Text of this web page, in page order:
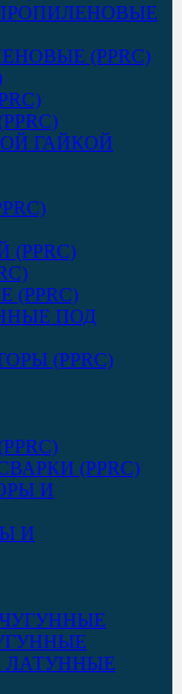
(PPRC)
ГАЙКОЙ
ПОД
(PPRC)
(PPRC)
И